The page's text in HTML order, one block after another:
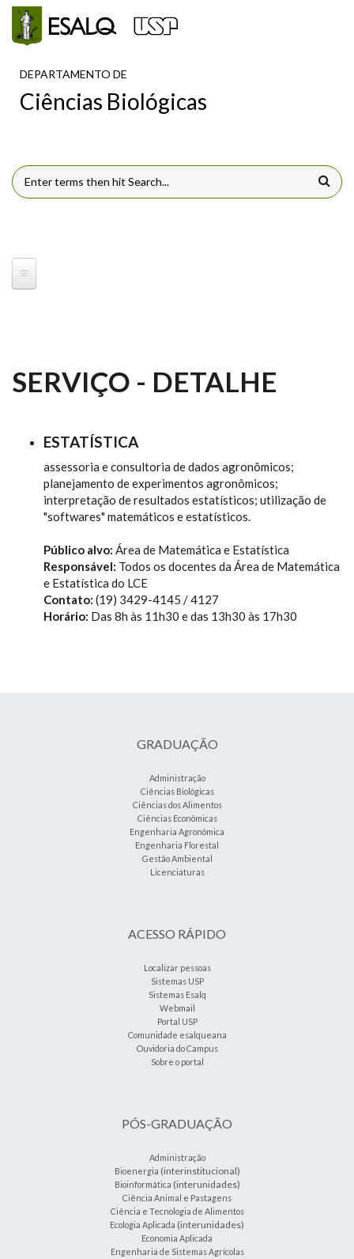
Pular para o conteúdo principal
DEPARTAMENTO DE
Ciências Biológicas
FORMULÁRIO DE BUSCA
SERVIÇO - DETALHE
ESTATÍSTICA
assessoria e consultoria de dados agronômicos;
planejamento de experimentos agronômicos;
interpretação de resultados estatísticos; utilização de
"softwares" matemáticos e estatísticos.
Público alvo: Área de Matemática e Estatística
Responsável: Todos os docentes da Área de Matemática
e Estatística do LCE
Contato: (19) 3429-4145 / 4127
Horário: Das 8h às 11h30 e das 13h30 às 17h30
GRADUAÇÃO
Administração
Ciências Biológicas
Ciências dos Alimentos
Ciências Econômicas
Engenharia Agronômica
Engenharia Florestal
Gestão Ambiental
Licenciaturas
ACESSO RÁPIDO
Localizar pessoas
Sistemas USP
Sistemas Esalq
Webmail
Portal USP
Comunidade esalqueana
Ouvidoria do Campus
Sobre o portal
PÓS-GRADUAÇÃO
Administração
Bioenergia (interinstitucional)
Bioinformática (interunidades)
Ciência Animal e Pastagens
Ciência e Tecnologia de Alimentos
Ecologia Aplicada (interunidades)
Economia Aplicada
Engenharia de Sistemas Agrícolas